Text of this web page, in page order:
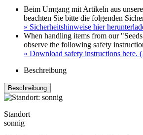
Beim Umgang mit Artikeln aus
beachten Sie bitte die folgenden
» Sicherheitshinweise hier
When handling items from our
observe the following safety
» Download safety instructions here.
Beschreibung
Beschreibung
Standort
sonnig